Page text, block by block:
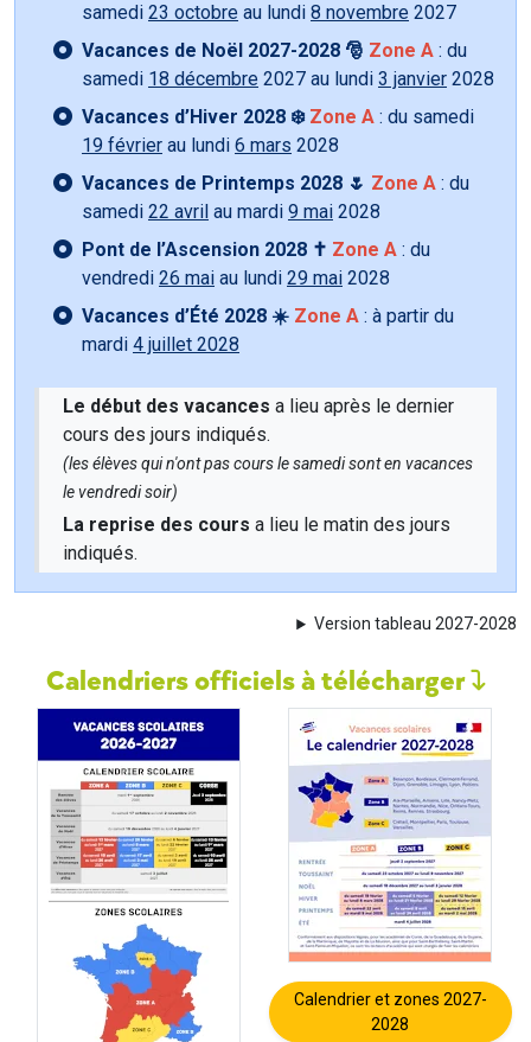
samedi 23 octobre au lundi 8 novembre 2027
Vacances de Noël 2027-2028 🎅 Zone A : du
samedi 18 décembre 2027 au lundi 3 janvier 2028
Vacances d’Hiver 2028 ❄️ Zone A : du samedi
19 février au lundi 6 mars 2028
Vacances de Printemps 2028 🌷 Zone A : du
samedi 22 avril au mardi 9 mai 2028
Pont de l’Ascension 2028 ✝️ Zone A : du
vendredi 26 mai au lundi 29 mai 2028
Vacances d’Été 2028 ☀️ Zone A : à partir du
mardi 4 juillet 2028
Le début des vacances a lieu après le dernier
cours des jours indiqués.
(les élèves qui n'ont pas cours le samedi sont en vacances
le vendredi soir)
La reprise des cours a lieu le matin des jours
indiqués.
Version tableau 2027-2028
Calendriers officiels à télécharger
Calendrier et zones 2027-
2028